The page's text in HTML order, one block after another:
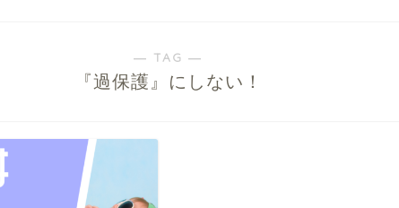
― TAG ―
『過保護』にしない！